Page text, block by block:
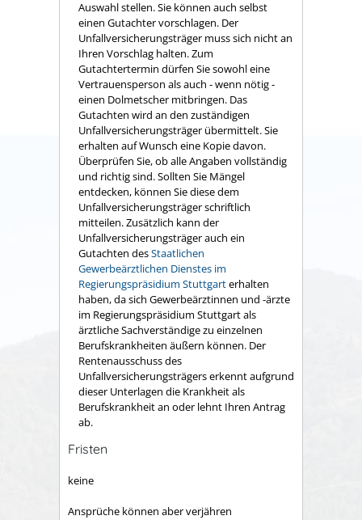
Auswahl stellen. Sie können auch selbst
einen Gutachter vorschlagen. Der
Unfallversicherungsträger muss sich nicht an
Ihren Vorschlag halten. Zum
Gutachtertermin dürfen Sie sowohl eine
Vertrauensperson als auch - wenn nötig -
einen Dolmetscher mitbringen. Das
Gutachten wird an den zuständigen
Unfallversicherungsträger übermittelt. Sie
erhalten auf Wunsch eine Kopie davon.
Überprüfen Sie, ob alle Angaben vollständig
und richtig sind. Sollten Sie Mängel
entdecken, können Sie diese dem
Unfallversicherungsträger schriftlich
mitteilen. Zusätzlich kann der
Unfallversicherungsträger auch ein
Gutachten desStaatlichen
Gewerbeärztlichen Dienstes im
Regierungspräsidium Stuttgarterhalten
haben, da sich Gewerbeärztinnen und -ärzte
im Regierungspräsidium Stuttgart als
ärztliche Sachverständige zu einzelnen
Berufskrankheiten äußern können. Der
Rentenausschuss des
Unfallversicherungsträgers erkennt aufgrund
dieser Unterlagen die Krankheit als
Berufskrankheit an oder lehnt Ihren Antrag
ab.
Fristen
keine
Ansprüche können aber verjähren